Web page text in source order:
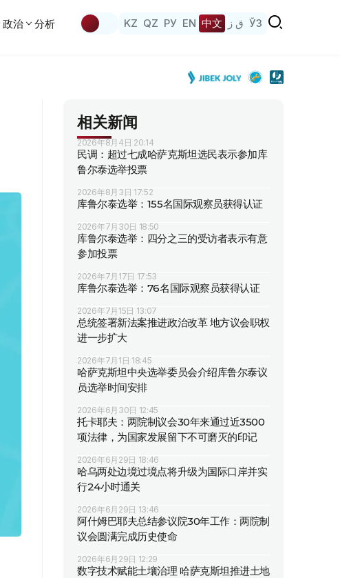
政治 分析 KZ QZ РУ EN 中文 ق ز ЎЗ
相关新闻
2026年8月4日 20:14
民调：超过七成哈萨克斯坦选民表示参加库
鲁尔泰选举投票
2026年8月3日 17:52
库鲁尔泰选举：155名国际观察员获得认证
2026年7月30日 18:50
库鲁尔泰选举：四分之三的受访者表示有意
参加投票
2026年7月17日 17:53
库鲁尔泰选举：76名国际观察员获得认证
2026年7月15日 13:07
总统签署新法案推进政治改革 地方议会职权
进一步扩大
2026年7月1日 18:45
哈萨克斯坦中央选举委员会介绍库鲁尔泰议
员选举时间安排
2026年6月30日 12:45
托卡耶夫：两院制议会30年来通过近3500
项法律，为国家发展留下不可磨灭的印记
2026年6月29日 18:46
哈乌两处边境过境点将升级为国际口岸并实
行24小时通关
2026年6月29日 13:46
阿什姆巴耶夫总结参议院30年工作：两院制
议会圆满完成历史使命
2026年6月29日 12:29
数字技术赋能土壤治理 哈萨克斯坦推进土地